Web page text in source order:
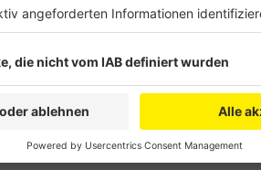
aber noch nicht gesagt.